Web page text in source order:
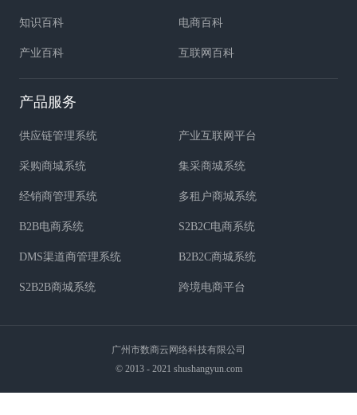
知识百科 电商百科
产业百科 互联网百科
产品服务
供应链管理系统 产业互联网平台
采购商城系统 集采商城系统
经销商管理系统 多租户商城系统
B2B电商系统 S2B2C电商系统
DMS渠道商管理系统 B2B2C商城系统
S2B2B商城系统 跨境电商平台
广州市数商云网络科技有限公司
© 2013 - 2021 shushangyun.com